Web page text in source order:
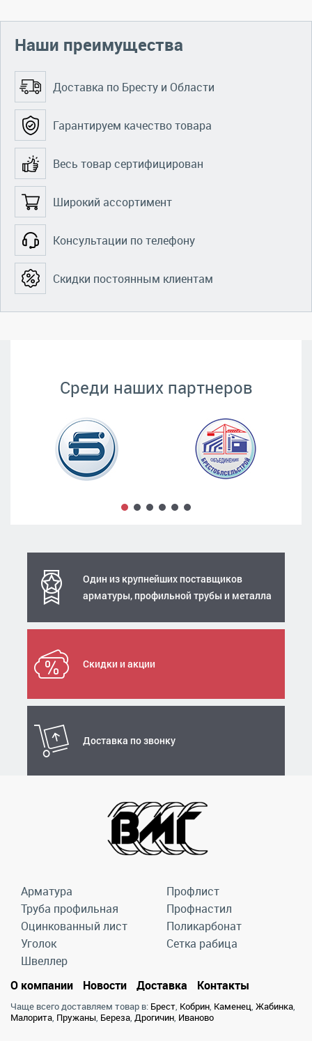
Наши преимущества
Доставка по Бресту и Области
Гарантируем качество товара
Весь товар сертифицирован
Широкий ассортимент
Консультации по телефону
Скидки постоянным клиентам
Среди наших партнеров
Один из крупнейших поставщиков
арматуры, профильной трубы и металла
Скидки и акции
Доставка по звонку
Арматура
Труба профильная
Оцинкованный лист
Уголок
Швеллер
Профлист
Профнастил
Поликарбонат
Сетка рабица
О компании Новости Доставка Контакты
Чаще всего доставляем товар в: Брест, Кобрин, Каменец, Жабинка,
Малорита, Пружаны, Береза, Дрогичин, Иваново